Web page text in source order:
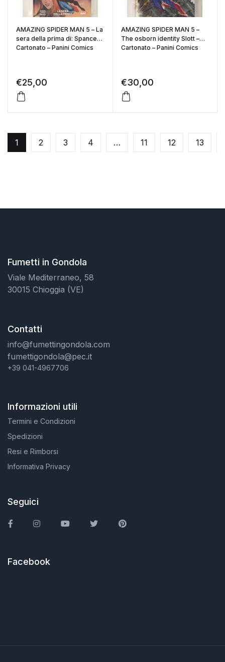
AMAZING SPIDER MAN 5 – La
sera della prima di: Spancer –
Cartonato – Panini Comics
€25,00
AMAZING SPIDER MAN 5 –
The osborn identity Slott –
Cartonato – Panini Comics
€30,00
1 2 3 4 … 11 12 13
Fumetti in Gondola
Viale Mediterraneo, 58
30015 Chioggia (VE)
Contatti
info@fumettingondola.com
fumettigondola@pec.it
+39 041-4967706
Informazioni utili
Termini e Condizioni
Spedizioni
Resi e Rimborsi
Informativa Privacy
Seguici
FacebookInstagramYou TubeTwitter Pinterest
Facebook